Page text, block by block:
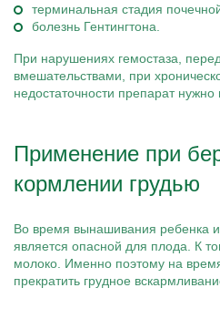
терминальная стадия
болезнь Гентингтона.
При нарушениях гемостаза,
вмешательствами, при
недостаточности препарат
Применение при
кормлении грудью
Во время вынашивания ребенка
является опасной для плода. К
молоко. Именно поэтому на
прекратить грудное